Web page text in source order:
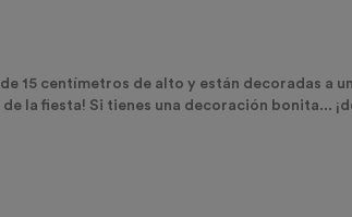
15 centímetros de alto y están decoradas a
la fiesta! Si tienes una decoración bonita...